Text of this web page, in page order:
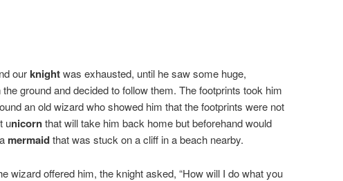
ourknightwas exhausted, until he saw some huge,
ground and decided to follow them. The footprints took him
an old wizard who showed him that the footprints were not
unicornthat will take him back home but beforehand would
mermaidthat was stuck on a cliff in a beach nearby.
wizard offered him, the knight asked, “How will I do what you